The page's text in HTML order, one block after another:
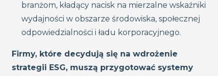
branżom, kładący nacisk na mierzalne wskaźniki
wydajności w obszarze środowiska, społecznej
odpowiedzialności i ładu korporacyjnego.
Firmy, które decydują się na wdrożenie
strategii ESG, muszą przygotować systemy